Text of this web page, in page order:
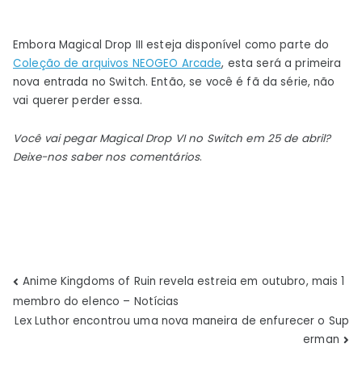
Embora Magical Drop III esteja disponível como parte do
Coleção de arquivos NEOGEO Arcade, esta será a primeira
nova entrada no Switch. Então, se você é fã da série, não
vai querer perder essa.
Você vai pegar Magical Drop VI no Switch em 25 de abril?
Deixe-nos saber nos comentários.
Navegação
de
Anime Kingdoms of Ruin revela estreia em outubro, mais 1
membro do elenco – Notícias
Lex Luthor encontrou uma nova maneira de enfurecer o Sup
erman